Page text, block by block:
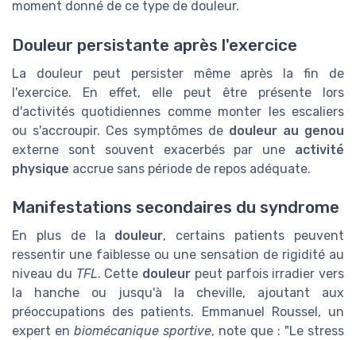
moment donné de ce type de douleur.
Douleur persistante après l'exercice
La douleur peut persister même après la fin de
l'exercice. En effet, elle peut être présente lors
d'activités quotidiennes comme monter les escaliers
ou s'accroupir. Ces symptômes de douleur au genou
externe sont souvent exacerbés par une activité
physique accrue sans période de repos adéquate.
Manifestations secondaires du syndrome
En plus de la douleur, certains patients peuvent
ressentir une faiblesse ou une sensation de rigidité au
niveau du TFL. Cette douleur peut parfois irradier vers
la hanche ou jusqu'à la cheville, ajoutant aux
préoccupations des patients. Emmanuel Roussel, un
expert en biomécanique sportive, note que : "Le stress